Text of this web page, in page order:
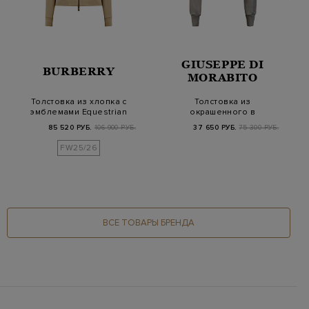
BURBERRY
Толстовка из хлопка с
эмблемами Equestrian
85 520 РУБ. 106 900 РУБ.
FW25/26
GIUSEPPE DI
MORABITO
Толстовка из
окрашенного в
с брошь…
37 650 РУБ. 75 300 РУБ.
ВСЕ ТОВАРЫ БРЕНДА